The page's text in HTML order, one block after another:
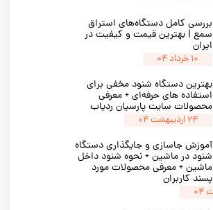
بررسی کامل دستگاه‌های استراق
سمع | بهترین قیمت و کیفیت در
ایران
۱۰ خرداد ۰۴
بهترین دستگاه شنود مخفی برای
استفاده‌ های حرفه‌ای + معرفی
محصولات سایت پارسیان ردیاب
۲۴ اردیبهشت ۰۴
آموزش جاسازی و جایگذاری دستگاه
شنود در ماشین + نحوه شنود داخل
ماشین + معرفی محصولات مورد
پسند کاربران